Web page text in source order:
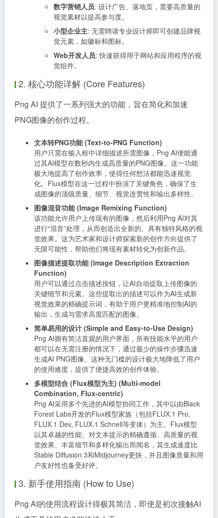
数字营销人员: 设计广告、落地页，需要高质量的
视觉素材以提高参与度。
小型企业主: 无需聘请专业设计师即可创建品牌视
觉元素，如徽标和图标。
Web开发人员: 快速获得用于网站和应用程序的视
觉组件。
2. 核心功能详解 (Core Features)
Png AI 提供了一系列强大的功能，旨在简化和加速
PNG图像的创作过程。
文本转PNG功能 (Text-to-PNG Function)
用户只需在输入框中详细描述所需图像，Png AI便能通
过其AI模型在数秒内生成高质量的PNG图像。这一功能
极大地提高了创作效率，使得任何想法都能迅速视觉
化。Flux模型在这一过程中扮演了关键角色，确保了生
成图像的顶级质量、细节、视觉连贯性和输出多样性。
图像混音功能 (Image Remixing Function)
该功能允许用户上传现有的图像，然后利用Png AI对其
进行“混音”处理，从而创造出全新的、具有独特风格的视
觉效果。这为艺术家和设计师探索新的创作方向提供了
无限可能性，帮助他们将现有素材转化为创新作品。
图像描述提取功能 (Image Description Extraction
Function)
用户可以通过点击描述按钮，让AI自动提取上传图像的
关键细节和元素。这些提取出的描述可以作为AI生成新
视觉效果的精确提示词，有助于用户更精准地控制AI的
输出，生成与需求高度匹配的图像。
简单易用的设计 (Simple and Easy-to-Use Design)
Png AI拥有简洁直观的用户界面，所有技能水平的用户
都可以在无需注册的情况下，通过最少的操作步骤迅速
生成AI PNG图像。这种无门槛的设计极大地降低了用户
的使用难度，提供了便捷高效的创作体验。
多模型结合 (Flux模型为主) (Multi-model
Combination, Flux-centric)
Png AI采用多个先进的AI模型协同工作，其中以由Black
Forest Labs开发的Flux模型家族（包括FLUX.1 Pro,
FLUX.1 Dev, FLUX.1 Schnell等变体）为主。Flux模型
以其卓越的性能、对文本提示的精确遵循、高质量的视
觉效果、丰富细节和多样化输出而闻名，其生成速度比
Stable Diffusion 3和Midjourney更快，并且图像质量和用
户友好性也备受好评。
3. 新手使用指南 (How to Use)
Png AI的使用流程设计得极其简洁，即使是初次接触AI